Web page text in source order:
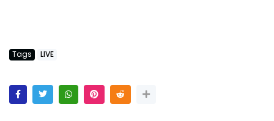
Tags LIVE